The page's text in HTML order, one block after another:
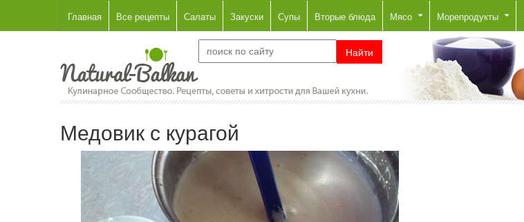
Главная Все рецепты Салаты Закуски Супы Вторые блюда Мясо Морепродукты
Медовик с курагой